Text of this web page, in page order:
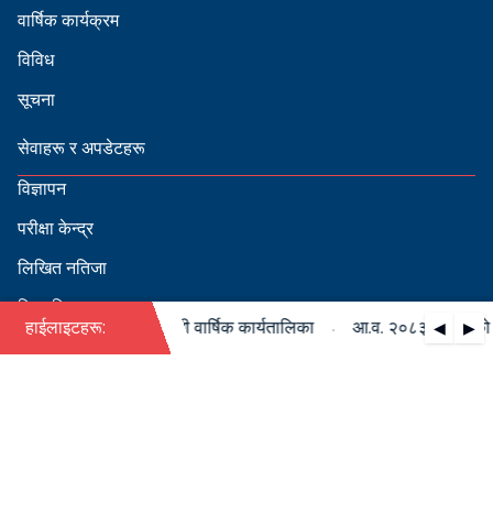
वार्षिक कार्यक्रम
विविध
सूचना
सेवाहरू र अपडेटहरू
विज्ञापन
परीक्षा केन्द्र
लिखित नतिजा
सिफारिस
हाईलाइटहरू: ◀ ▶
०८४ को पदपूर्ति सम्बन्धी वार्षिक कार्यतालिका आ.व. २०८३/०८४ को